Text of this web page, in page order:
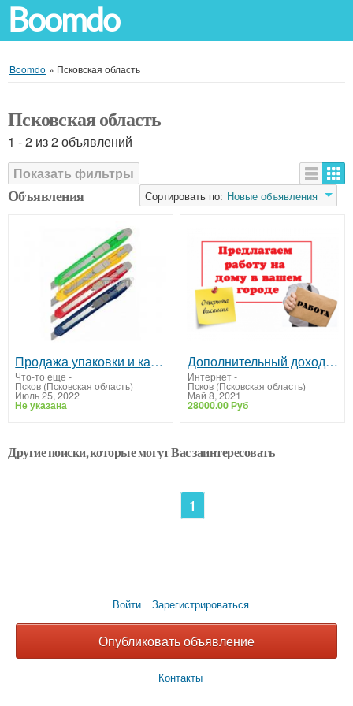
Boomdo
Boomdo » Псковская область
Псковская область
1 - 2 из 2 объявлений
Показать фильтры
Сортировать по: Новые объявления
Объявления
Продажа упаковки и канцтоваров
Что-то еще -
Псков (Псковская область)
Июль 25, 2022
Не указана
Дополнительный доход (подработка)для женщин
Интернет-
Псков (Псковская область)
Май 8, 2021
28000.00 Руб
Другие поиски, которые могут Вас заинтересовать
1
Войти Зарегистрироваться
Опубликовать объявление
Контакты